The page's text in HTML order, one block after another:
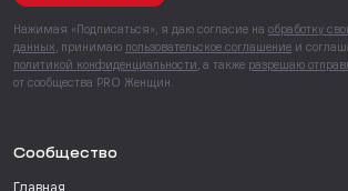
Нажимая «Подписаться», я даю согласие на обработку
данных , принимаю пользовательское соглашение и
политикой конфиденциальности , а также разрешаю
от сообщества PRO Женщин.
Сообщество